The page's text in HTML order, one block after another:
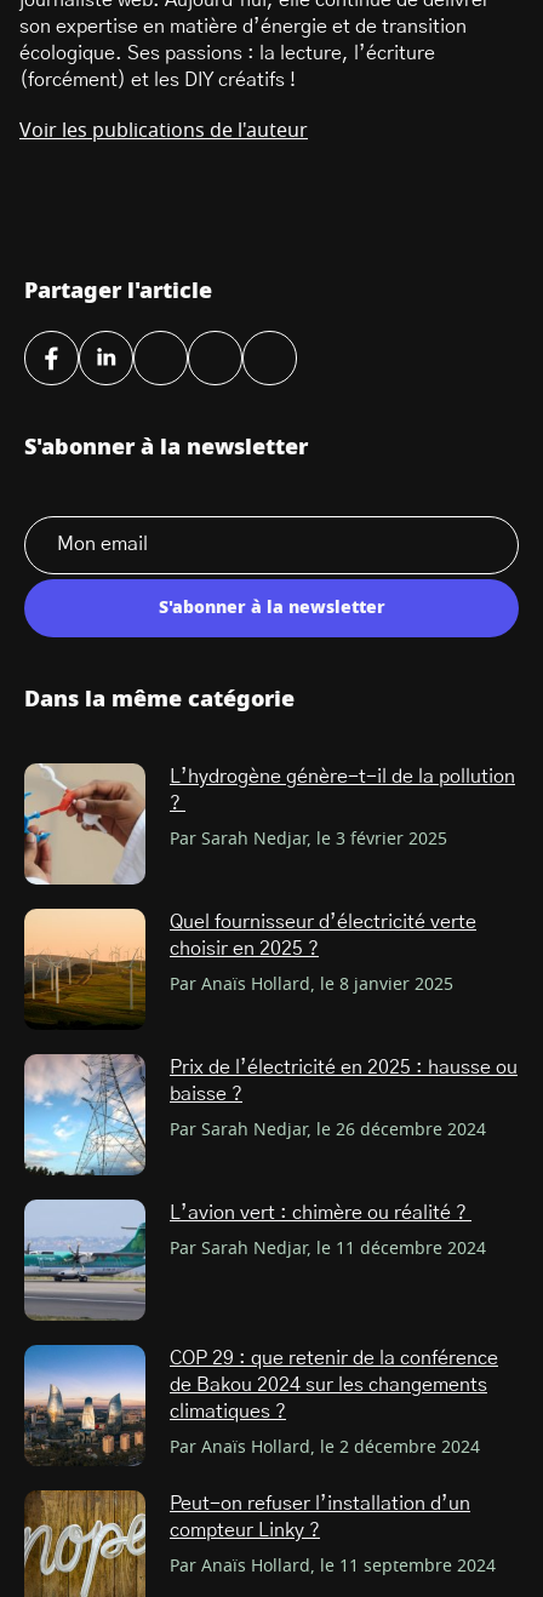
son expertise en matière d’énergie et de transition
écologique. Ses passions : la lecture, l’écriture
(forcément) et les DIY créatifs !
Voir les publications de l'auteur
Partager l'article
S'abonner à la newsletter
S'abonner à la newsletter
Dans la même catégorie
L’hydrogène génère-t-il de la pollution
?
Par Sarah Nedjar, le 3 février 2025
Quel fournisseur d’électricité verte
choisir en 2025 ?
Par Anaïs Hollard, le 8 janvier 2025
Prix de l’électricité en 2025 : hausse ou
baisse ?
Par Sarah Nedjar, le 26 décembre 2024
L’avion vert : chimère ou réalité ?
Par Sarah Nedjar, le 11 décembre 2024
COP 29 : que retenir de la conférence
de Bakou 2024 sur les changements
climatiques ?
Par Anaïs Hollard, le 2 décembre 2024
Peut-on refuser l’installation d’un
compteur Linky ?
Par Anaïs Hollard, le 11 septembre 2024